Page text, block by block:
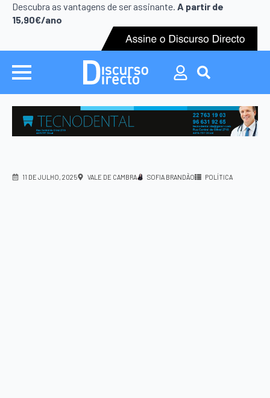
Descubra as vantagens de ser assinante. A partir de
15,90€/ano
Search
for:
Search
11 DE JULHO, 2025 VALE DE CAMBRA SOFIA BRANDÃO POLÍTICA